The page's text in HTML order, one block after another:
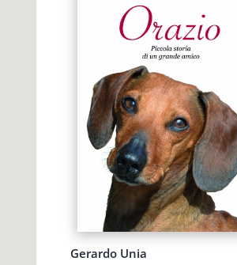
Gerardo Unia